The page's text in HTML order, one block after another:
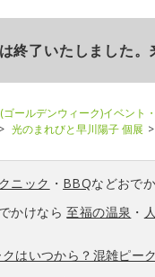
終了いたしました。
ールデンウィーク)イベント
光のまれびと早川陽子 個展
ニック ・ BBQなどおで
かけなら至福の温泉 ・
はいつから？混雑ピー